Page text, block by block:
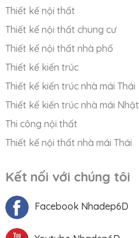
Thiết kế nội thất
Thiết kế nội thất chung cư
Thiết kế nội thất nhà phố
Thiết kế kiến trúc
Thiết kế kiến trúc nhà mái Thái
Thiết kế kiến trúc nhà mái Nhật
Thi công nội thất
Thiết kế nội thất nhà mái Thái
Kết nối với chúng tôi
Facebook Nhadep6D